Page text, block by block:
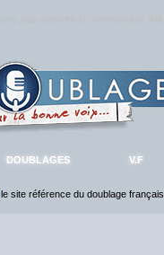
DOUBLAGES V.F
, le site référence du doublage français.